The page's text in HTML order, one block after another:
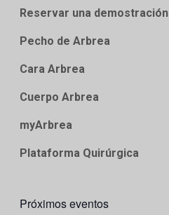
Reservar una demostración
Pecho de Arbrea
Cara Arbrea
Cuerpo Arbrea
myArbrea
Plataforma Quirúrgica
Próximos eventos